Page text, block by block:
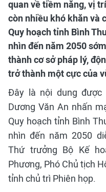
quan về tiềm năng, vị
còn nhiều khó khăn và
Quy hoạch tỉnh Bình
nhìn đến năm 2050
thành cơ sở pháp lý,
trở thành một cực của
Đây là nội dung được
Dương Văn An nhấn
Quy hoạch tỉnh Bình
nhìn đến năm 2050
Thứ trưởng Bộ Kế
Phương, Phó Chủ tịch
tỉnh chủ trì Phiên họp.